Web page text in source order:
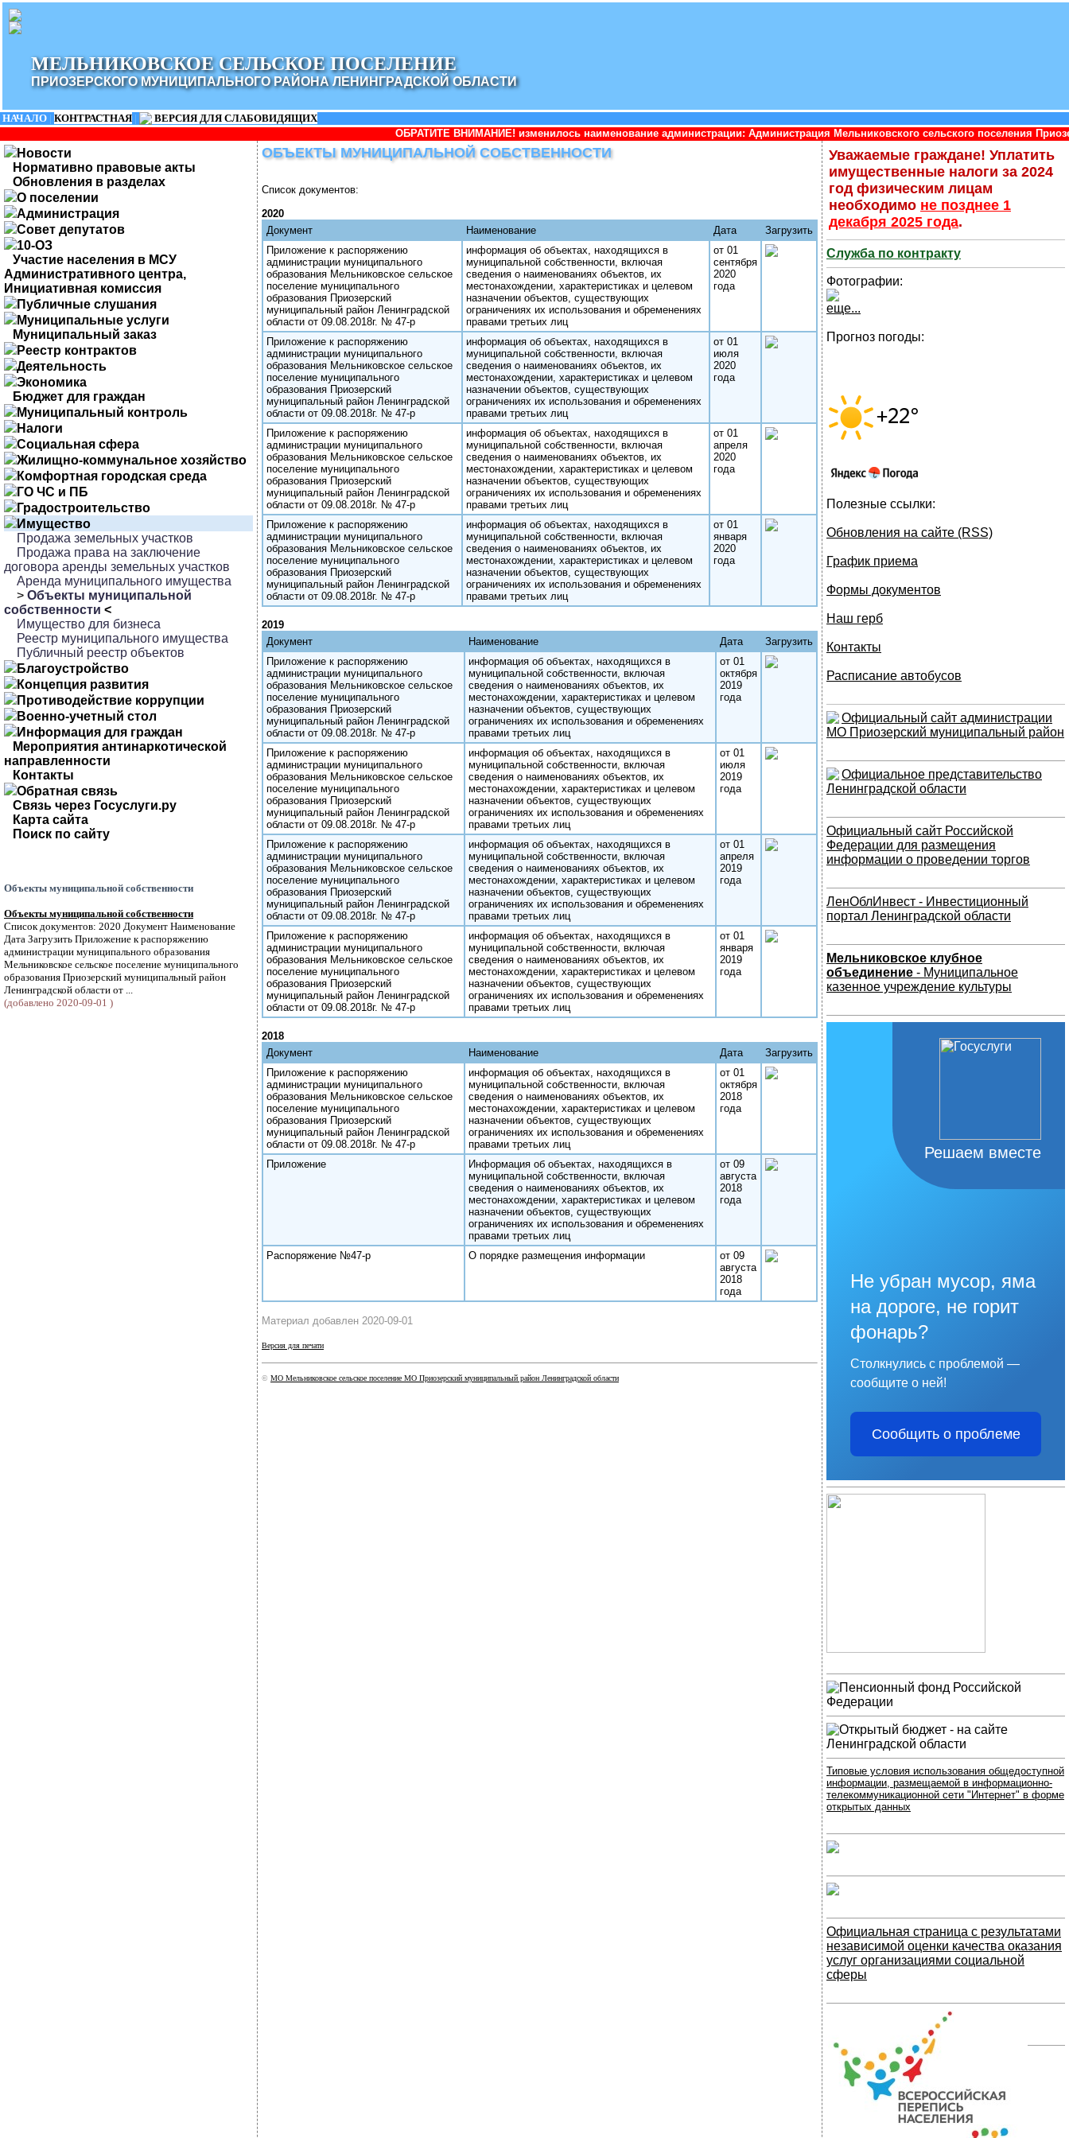
МЕЛЬНИКОВСКОЕ СЕЛЬСКОЕ ПОСЕЛЕНИЕ
ПРИОЗЕРСКОГО МУНИЦИПАЛЬНОГО РАЙОНА ЛЕНИНГРАДСКОЙ ОБЛАСТИ
НАЧАЛО | КОНТРАСТНАЯ |
ВЕРСИЯ ДЛЯ СЛАБОВИДЯЩИХ
ОБРАТИТЕ ВНИМАНИЕ! изменилось наименование администрации: Администрация Мельниковского сельского поселения Приозерского
Новости
Нормативно правовые акты
Обновления в разделах
О поселении
Администрация
Совет депутатов
10-ОЗ
Участие населения в МСУ
Административного центра,
Инициативная комиссия
Публичные слушания
Муниципальные услуги
Муниципальный заказ
Реестр контрактов
Деятельность
Экономика
Бюджет для граждан
Муниципальный контроль
Налоги
Социальная сфера
Жилищно-коммунальное хозяйство
Комфортная городская среда
ГО ЧС и ПБ
Градостроительство
Имущество
Продажа земельных участков
Продажа права на заключение
договора аренды земельных участков
Аренда муниципального имущества
> Объекты муниципальной
собственности <
Имущество для бизнеса
Реестр муниципального имущества
Публичный реестр объектов
Благоустройство
Концепция развития
Противодействие коррупции
Военно-учетный стол
Информация для граждан
Мероприятия антинаркотической
направленности
Контакты
Обратная связь
Связь через Госуслуги.ру
Карта сайта
Поиск по сайту
Объекты муниципальной собственности
Объекты муниципальной собственности
Список документов: 2020 Документ Наименование
Дата Загрузить Приложение к распоряжению
администрации муниципального образования
Мельниковское сельское поселение муниципального
образования Приозерский муниципальный район
Ленинградской области от ...
(добавлено 2020-09-01 )
ОБЪЕКТЫ МУНИЦИПАЛЬНОЙ СОБСТВЕННОСТИ
Список документов:
2020
Документ
Наименование Дата
Загрузить
Приложение к распоряжению
администрации муниципального
образования Мельниковское сельское
поселение муниципального
образования Приозерский
муниципальный район Ленинградской
области от 09.08.2018г. № 47-р
информация об объектах, находящихся в
муниципальной собственности, включая
сведения о наименованиях объектов, их
местонахождении, характеристиках и целевом
назначении объектов, существующих
ограничениях их использования и обременениях
правами третьих лиц
от 01
сентября
2020
года
Приложение к распоряжению
администрации муниципального
образования Мельниковское сельское
поселение муниципального
образования Приозерский
муниципальный район Ленинградской
области от 09.08.2018г. № 47-р
информация об объектах, находящихся в
муниципальной собственности, включая
сведения о наименованиях объектов, их
местонахождении, характеристиках и целевом
назначении объектов, существующих
ограничениях их использования и обременениях
правами третьих лиц
от 01
июля
2020
года
Приложение к распоряжению
администрации муниципального
образования Мельниковское сельское
поселение муниципального
образования Приозерский
муниципальный район Ленинградской
области от 09.08.2018г. № 47-р
информация об объектах, находящихся в
муниципальной собственности, включая
сведения о наименованиях объектов, их
местонахождении, характеристиках и целевом
назначении объектов, существующих
ограничениях их использования и обременениях
правами третьих лиц
от 01
апреля
2020
года
Приложение к распоряжению
администрации муниципального
образования Мельниковское сельское
поселение муниципального
образования Приозерский
муниципальный район Ленинградской
области от 09.08.2018г. № 47-р
информация об объектах, находящихся в
муниципальной собственности, включая
сведения о наименованиях объектов, их
местонахождении, характеристиках и целевом
назначении объектов, существующих
ограничениях их использования и обременениях
правами третьих лиц
от 01
января
2020
года
2019
Документ
Наименование Дата
Загрузить
Приложение к распоряжению
администрации муниципального
образования Мельниковское сельское
поселение муниципального
образования Приозерский
муниципальный район Ленинградской
области от 09.08.2018г. № 47-р
информация об объектах, находящихся в
муниципальной собственности, включая
сведения о наименованиях объектов, их
местонахождении, характеристиках и целевом
назначении объектов, существующих
ограничениях их использования и обременениях
правами третьих лиц
от 01
октября
2019
года
Приложение к распоряжению
администрации муниципального
образования Мельниковское сельское
поселение муниципального
образования Приозерский
муниципальный район Ленинградской
области от 09.08.2018г. № 47-р
информация об объектах, находящихся в
муниципальной собственности, включая
сведения о наименованиях объектов, их
местонахождении, характеристиках и целевом
назначении объектов, существующих
ограничениях их использования и обременениях
правами третьих лиц
от 01
июля
2019
года
Приложение к распоряжению
администрации муниципального
образования Мельниковское сельское
поселение муниципального
образования Приозерский
муниципальный район Ленинградской
области от 09.08.2018г. № 47-р
информация об объектах, находящихся в
муниципальной собственности, включая
сведения о наименованиях объектов, их
местонахождении, характеристиках и целевом
назначении объектов, существующих
ограничениях их использования и обременениях
правами третьих лиц
от 01
апреля
2019
года
Приложение к распоряжению
администрации муниципального
образования Мельниковское сельское
поселение муниципального
образования Приозерский
муниципальный район Ленинградской
области от 09.08.2018г. № 47-р
информация об объектах, находящихся в
муниципальной собственности, включая
сведения о наименованиях объектов, их
местонахождении, характеристиках и целевом
назначении объектов, существующих
ограничениях их использования и обременениях
правами третьих лиц
от 01
января
2019
года
2018
Документ
Наименование Дата
Загрузить
Приложение к распоряжению
администрации муниципального
образования Мельниковское сельское
поселение муниципального
образования Приозерский
муниципальный район Ленинградской
области от 09.08.2018г. № 47-р
информация об объектах, находящихся в
муниципальной собственности, включая
сведения о наименованиях объектов, их
местонахождении, характеристиках и целевом
назначении объектов, существующих
ограничениях их использования и обременениях
правами третьих лиц
от 01
октября
2018
года
Приложение
Информация об объектах, находящихся в
муниципальной собственности, включая
сведения о наименованиях объектов, их
местонахождении, характеристиках и целевом
назначении объектов, существующих
ограничениях их использования и обременениях
правами третьих лиц
от 09
августа
2018
года
Распоряжение №47-р О порядке размещения информации
от 09
августа
2018
года
Материал добавлен 2020-09-01
Версия для печати
© МО Мельниковское сельское поселение МО Приозерский муниципальный район Ленинградской области
Уважаемые граждане! Уплатить
имущественные налоги за 2024
год физическим лицам
необходимо не позднее 1
декабря 2025 года.
Служба по контракту
Фотографии:
еще...
Прогноз погоды:
Полезные ссылки:
Обновления на сайте (RSS)
График приема
Формы документов
Наш герб
Контакты
Расписание автобусов
Официальный сайт администрации
МО Приозерский муниципальный район
Официальное представительство
Ленинградской области
Официальный сайт Российской
Федерации для размещения
информации о проведении торгов
ЛенОблИнвест - Инвестиционный
портал Ленинградской области
Мельниковское клубное
объединение - Муниципальное
казенное учреждение культуры
Решаем вместе
Не убран мусор, яма
на дороге, не горит
фонарь?
Столкнулись с проблемой —
сообщите о ней!
Сообщить о проблеме
Типовые условия использования общедоступной
информации, размещаемой в информационно-
телекоммуникационной сети "Интернет" в форме
открытых данных
Официальная страница с результатами
независимой оценки качества оказания
услуг организациями социальной
сферы